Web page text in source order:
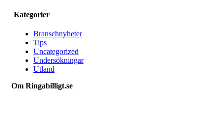
Kategorier
Branschnyheter
Tips
Uncategorized
Undersökningar
Utland
Om Ringabilligt.se